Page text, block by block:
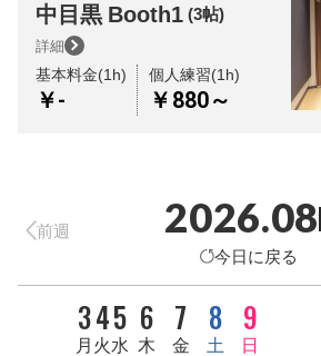
中目黒 Booth1 (3帖)
詳細
基本料金(1h)
￥-
個人練習(1h)
￥880～
前週 2026.08
今日に戻る
3
月
4
火
5
水
6
木
7
金
8
土
9
日